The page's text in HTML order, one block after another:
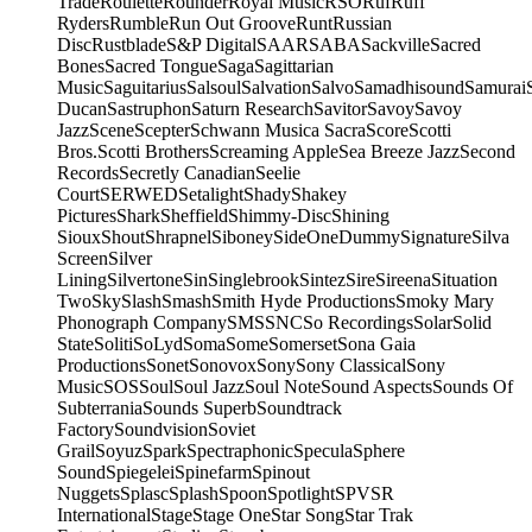
RydersRumbleRun Out GrooveRuntRussian
DiscRustbladeS&P DigitalSAARSABASackvilleSacred
BonesSacred TongueSagaSagittarian
MusicSaguitariusSalsoulSalvationSalvoSamadhisoundSamurai
DucanSastruphonSaturn ResearchSavitorSavoySavoy
JazzSceneScepterSchwann Musica SacraScoreScotti
Bros.Scotti BrothersScreaming AppleSea Breeze JazzSecond
RecordsSecretly CanadianSeelie
CourtSERWEDSetalightShadyShakey
PicturesSharkSheffieldShimmy-DiscShining
SiouxShoutShrapnelSiboneySideOneDummySignatureSilva
ScreenSilver
LiningSilvertoneSinSinglebrookSintezSireSireenaSituation
TwoSkySlashSmashSmith Hyde ProductionsSmoky Mary
Phonograph CompanySMSSNCSo RecordingsSolarSolid
StateSolitiSoLydSomaSomeSomersetSona Gaia
ProductionsSonetSonovoxSonySony ClassicalSony
MusicSOSSoulSoul JazzSoul NoteSound AspectsSounds Of
SubterraniaSounds SuperbSoundtrack
FactorySoundvisionSoviet
GrailSoyuzSparkSpectraphonicSpeculaSphere
SoundSpiegeleiSpinefarmSpinout
NuggetsSplascSplashSpoonSpotlightSPVSR
InternationalStageStage OneStar SongStar Trak